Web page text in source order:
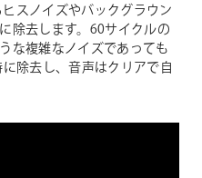
スノイズやバックグラウン
除去します。60サイクルの
な複雑なノイズであっても
除去し、音声はクリアで自